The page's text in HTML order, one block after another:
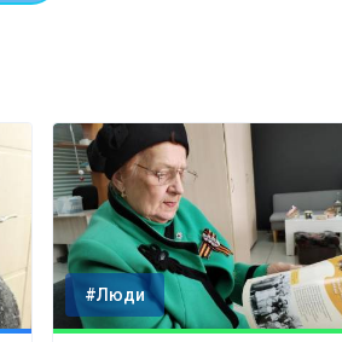
#Люди